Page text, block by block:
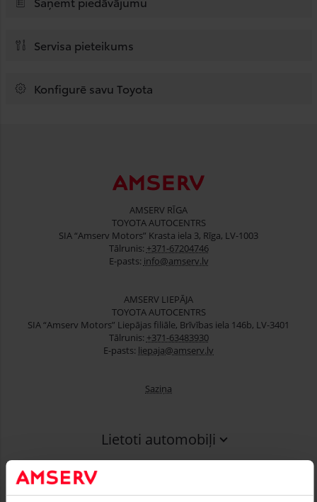
Servisa pieteikums
Konfigurē savu Toyota
AMSERV RĪGA
TOYOTA AUTOCENTRS
SIA “Amserv Motors” Krasta iela 3, Rīga, LV-1003
Tālrunis: +371-67204746
E-pasts: info@amserv.lv
AMSERV LIEPĀJA
TOYOTA AUTOCENTRS
SIA “Amserv Motors” Liepājas filiāle, Brīvības iela 146b, LV-3401
Tālrunis: +371-63483930
E-pasts: liepaja@amserv.lv
Saziņa
Lietoti automobiļi
Serviss